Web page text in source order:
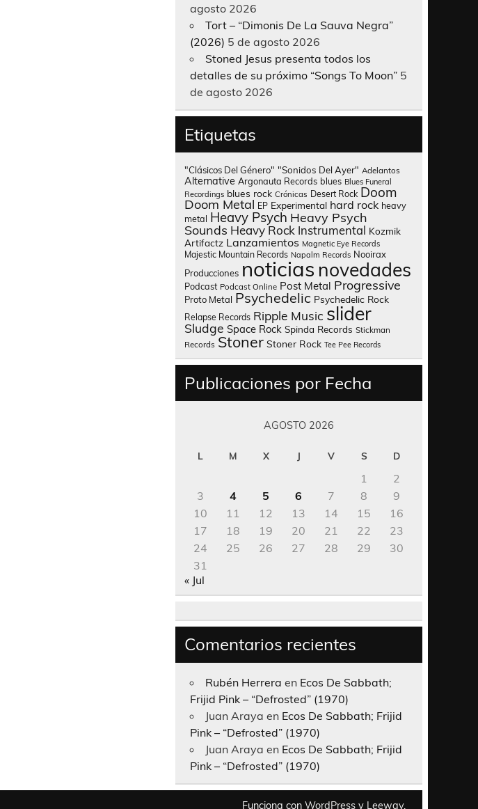
agosto 2026
Tort – “Dimonis De La Sauva Negra”
(2026) 5 de agosto 2026
Stoned Jesus presenta todos los
detalles de su próximo “Songs To Moon” 5
de agosto 2026
Etiquetas
"Clásicos Del Género" "Sonidos Del Ayer" Adelantos
Alternative Argonauta Records blues Blues Funeral
Recordings blues rock Crónicas Desert Rock Doom
Doom Metal EP Experimental hard rock heavy
metal Heavy Psych Heavy Psych
Sounds Heavy Rock Instrumental Kozmik
Artifactz Lanzamientos Magnetic Eye Records
Majestic Mountain Records Napalm Records Nooirax
Producciones noticias novedades
Podcast Podcast Online Post Metal Progressive
Proto Metal Psychedelic Psychedelic Rock
Relapse Records Ripple Music slider
Sludge Space Rock Spinda Records Stickman
Records Stoner Stoner Rock Tee Pee Records
Publicaciones por Fecha
AGOSTO 2026
L M X J V S D
1
2
3
4 5 6 7 8
9
10
11 12 13 14 15
16
17
18 19 20 21 22
23
24
25 26 27 28 29
30
31
« Jul
Comentarios recientes
Rubén Herrera en Ecos De Sabbath;
Frijid Pink – “Defrosted” (1970)
Juan Araya en Ecos De Sabbath; Frijid
Pink – “Defrosted” (1970)
Juan Araya en Ecos De Sabbath; Frijid
Pink – “Defrosted” (1970)
Funciona con WordPress y Leeway.